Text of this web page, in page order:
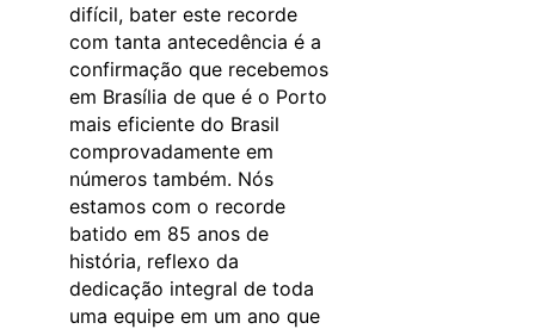
difícil, bater este recorde
com tanta antecedência é a
confirmação que recebemos
em Brasília de que é o Porto
mais eficiente do Brasil
comprovadamente em
números também. Nós
estamos com o recorde
batido em 85 anos de
história, reflexo da
dedicação integral de toda
uma equipe em um ano que